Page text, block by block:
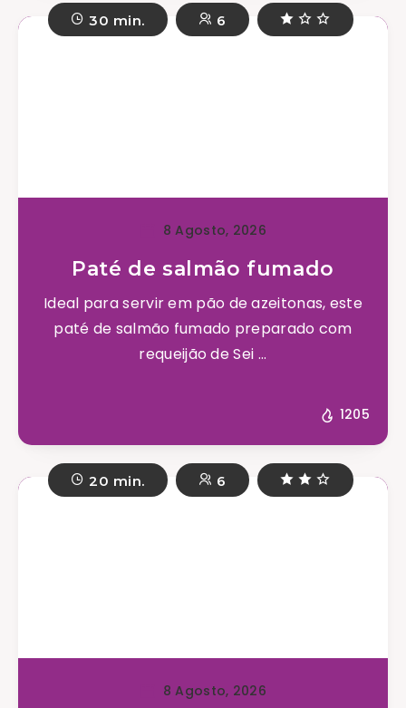
30 min. 6
8 Agosto, 2026
Paté de salmão fumado
Ideal para servir em pão de azeitonas, este
paté de salmão fumado preparado com
requeijão de Sei ...
1205
20 min. 6
8 Agosto, 2026